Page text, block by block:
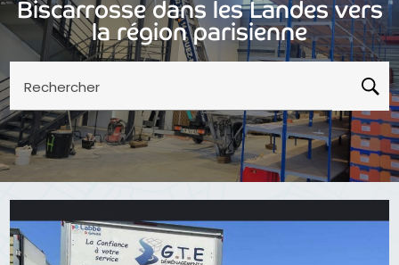
Biscarrosse dans les Landes vers
la région parisienne
Rechercher